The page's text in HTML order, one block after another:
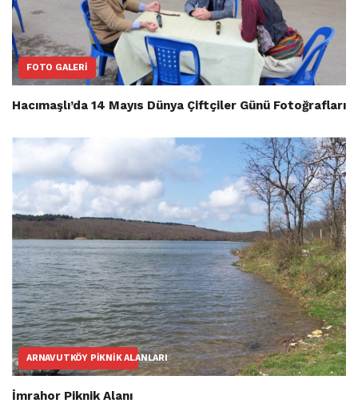
FOTO GALERI
Hacımaşlı’da 14 Mayıs Dünya Çiftçiler Günü Fotoğrafları
ARNAVUTKÖY PIKNIK ALANLARI
İmrahor Piknik Alanı